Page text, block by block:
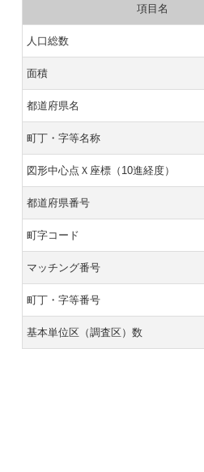
項目名
人口総数
面積
都道府県名
町丁・字等名称
図形中心点Ｘ座標（10進経度）
都道府県番号
町字コード
マッチング番号
町丁・字等番号
基本単位区（調査区）数